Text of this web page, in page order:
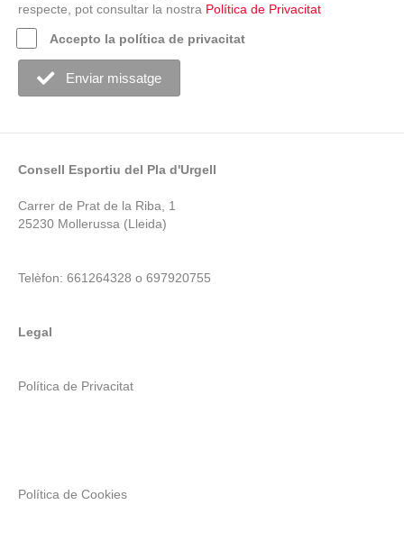
respecte, pot consultar la nostra Política de Privacitat
Accepto la política de privacitat
Enviar missatge
Consell Esportiu del Pla d'Urgell
Carrer de Prat de la Riba, 1
25230 Mollerussa (Lleida)
Telèfon: 661264328 o 697920755
Legal
Política de Privacitat
Política de Cookies